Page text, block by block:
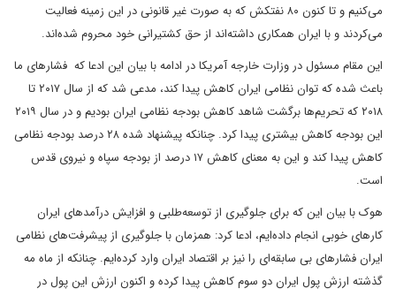
می‌کنیم و تا کنون ۸۰ نفتکش که به صورت غیر قانونی در این زمینه فعالیت
می‌کردند و با ایران همکاری داشته‌اند از حق کشتیرانی خود محروم شده‌اند.
این مقام مسئول در وزارت خارجه آمریکا در ادامه با بیان این ادعا که فشارهای ما
باعث شده که توان نظامی ایران کاهش پیدا کند، مدعی شد که از سال ۲۰۱۷ تا
۲۰۱۸ که تحریم‌ها برگشت شاهد کاهش بودجه نظامی ایران بودیم و در سال ۲۰۱۹
این بودجه کاهش بیشتری پیدا کرد. چنانکه پیشنهاد شده ۲۸ درصد بودجه نظامی
کاهش پیدا کند و این به معنای کاهش ۱۷ درصد از بودجه سپاه و نیروی قدس
است.
هوک با بیان این که برای جلوگیری از توسعه‌طلبی و افزایش درآمدهای ایران
کارهای خوبی انجام داده‌ایم، ادعا کرد: همزمان با جلوگیری از پیشرفت‌های نظامی
ایران فشارهای بی سابقه‌ای را نیز بر اقتصاد ایران وارد کرده‌ایم. چنانکه از ماه مه
گذشته ارزش پول ایران دو سوم کاهش پیدا کرده و اکنون ارزش این پول در